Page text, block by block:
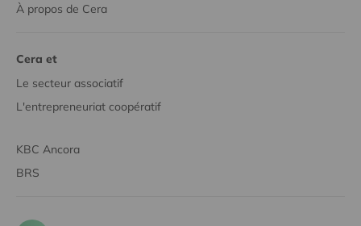
À propos de Cera
Cera et
Le secteur associatif
L'entrepreneuriat coopératif
KBC Ancora
BRS